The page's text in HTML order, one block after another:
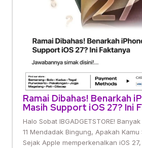
Ramai Dibahas! Benarkah
Masih Support iOS 27? Ini
Halo Sobat IBGADGETSTORE!
11 Mendadak Bingung, Apakah Kamu
Sejak Apple memperkenalkan iOS